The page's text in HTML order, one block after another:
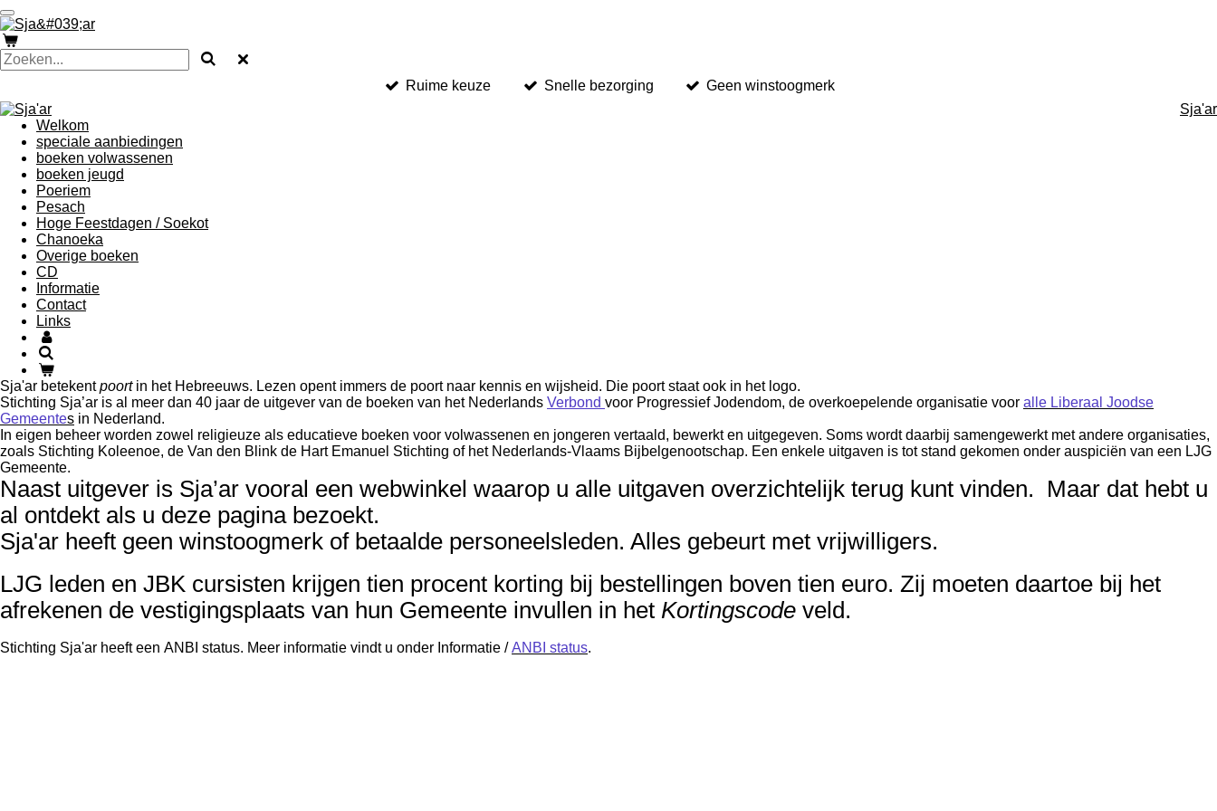
Ga
direct
naar
de
Ruime keuze Snelle bezorging
Geen winstoogmerk
Sja'ar
Welkom
speciale aanbiedingen
boeken volwassenen
boeken jeugd
Poeriem
Pesach
Hoge Feestdagen / Soekot
Chanoeka
Overige boeken
CD
Informatie
Contact
Links
Sja'ar betekentpoort in het Hebreeuws. Lezen opent immers de poort naar kennis en wijsheid. Die poort staat ook in het logo.
Stichting Sja’ar is al meer dan 40 jaar de uitgever van de boeken van het Nederlands Verbond voor Progressief Jodendom, de overkoepelende organisatie voor alle Liberaal Joodse
Gemeentes in Nederland.
In eigen beheer worden zowel religieuze als educatieve boeken voor volwassenen en jongeren vertaald, bewerkt en uitgegeven. Soms wordt daarbij samengewerkt met andere organisaties,
zoals Stichting Koleenoe, de Van den Blink de Hart Emanuel Stichting of het Nederlands-Vlaams Bijbelgenootschap. Een enkele uitgaven is tot stand gekomen onder auspiciën van een LJG
Gemeente.
Naast uitgever is Sja’ar vooral een webwinkel waarop u alle uitgaven overzichtelijk terug kunt vinden. Maar dat hebt u
al ontdekt als u deze pagina bezoekt.
Sja'ar heeft geen winstoogmerk of betaalde personeelsleden. Alles gebeurt met vrijwilligers.
LJG leden en JBK cursisten krijgen tien procent korting bij bestellingen boven tien euro. Zij moeten daartoe bij het
afrekenen de vestigingsplaats van hun Gemeente invullen in het Kortingscode veld.
Stichting Sja'ar heeft een ANBI status. Meer informatie vindt u onder Informatie /ANBI status.